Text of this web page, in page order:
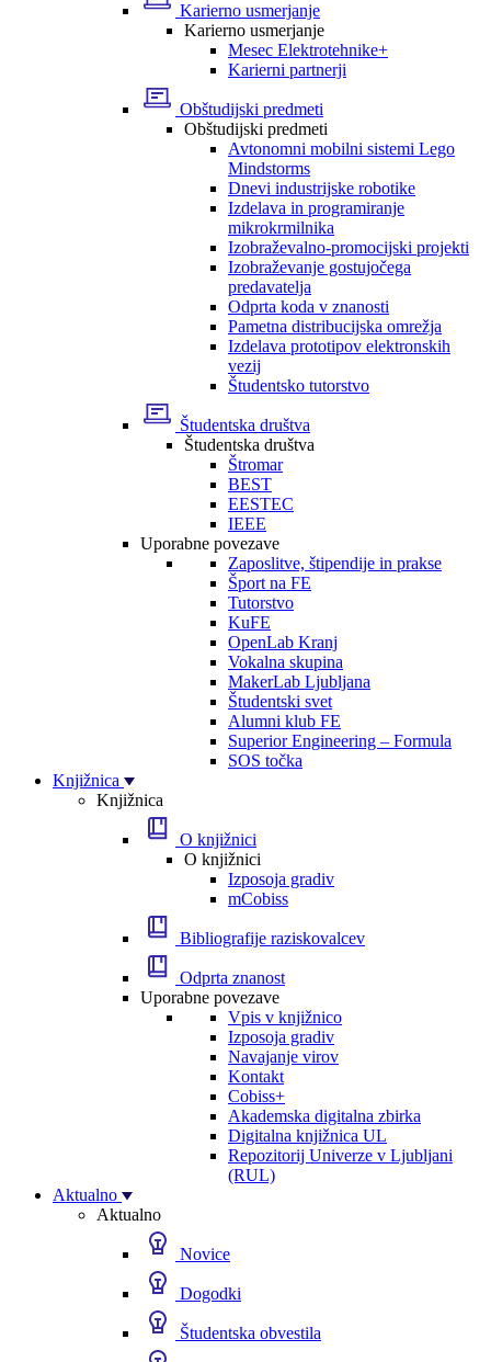
Karierno usmerjanje
Karierno usmerjanje
Mesec Elektrotehnike+
Karierni partnerji
Obštudijski predmeti
Obštudijski predmeti
Avtonomni mobilni sistemi Lego
Mindstorms
Dnevi industrijske robotike
Izdelava in programiranje
mikrokrmilnika
Izobraževalno-promocijski projekti
Izobraževanje gostujočega
predavatelja
Odprta koda v znanosti
Pametna distribucijska omrežja
Izdelava prototipov elektronskih
vezij
Študentsko tutorstvo
Študentska društva
Študentska društva
Štromar
BEST
EESTEC
IEEE
Uporabne povezave
Zaposlitve, štipendije in prakse
Šport na FE
Tutorstvo
KuFE
OpenLab Kranj
Vokalna skupina
MakerLab Ljubljana
Študentski svet
Alumni klub FE
Superior Engineering – Formula
SOS točka
Knjižnica
Knjižnica
O knjižnici
O knjižnici
Izposoja gradiv
mCobiss
Bibliografije raziskovalcev
Odprta znanost
Uporabne povezave
Vpis v knjižnico
Izposoja gradiv
Navajanje virov
Kontakt
Cobiss+
Akademska digitalna zbirka
Digitalna knjižnica UL
Repozitorij Univerze v Ljubljani
(RUL)
Aktualno
Aktualno
Novice
Dogodki
Študentska obvestila